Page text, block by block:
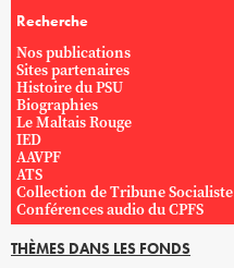
Recherche
Nos publications
Sites partenaires
Histoire du PSU
Biographies
Le Maltais Rouge
IED
AAVPF
ATS
Collection de Tribune Socialiste
Conférences audio du CPFS
THÈMES DANS LES FONDS